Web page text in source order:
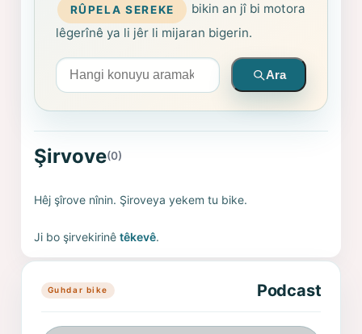
RÛPELA SEREKE
bikin an jî bi motora
lêgerînê ya li jêr li mijaran bigerin.
Arama yapın
Ara
Şirvove(0)
Hêj şîrove nînin. Şiroveya yekem tu bike.
Ji bo şirvekirinêtêkevê.
Guhdar bike Podcast